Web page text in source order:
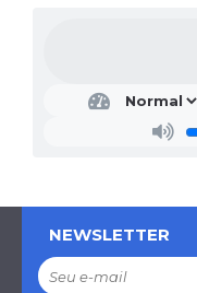
NEWSLETTER